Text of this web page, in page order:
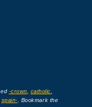
-crown catholic
spain- . Bookmark the